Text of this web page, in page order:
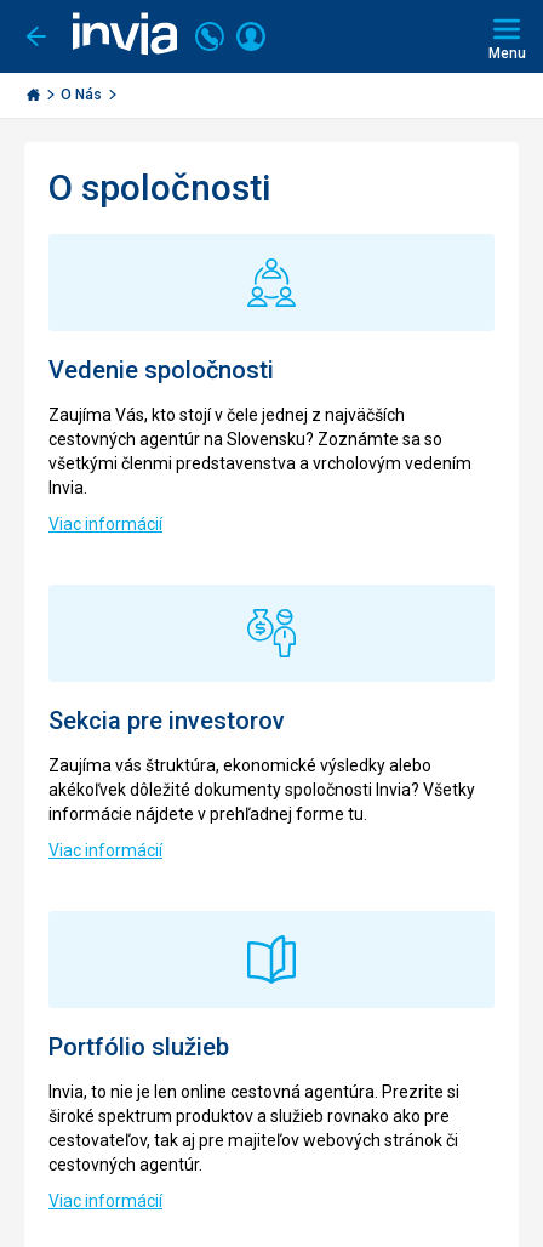
Ísť
späť
Invia.sk
Volajte
+421
2
Prihlásiť
Menu
O Nás
O spoločnosti
Vedenie spoločnosti
Zaujíma Vás, kto stojí v čele jednej z najväčších
cestovných agentúr na Slovensku? Zoznámte sa so
všetkými členmi predstavenstva a vrcholovým vedením
Invia.
Viac informácií
Sekcia pre investorov
Zaujíma vás štruktúra, ekonomické výsledky alebo
akékoľvek dôležité dokumenty spoločnosti Invia? Všetky
informácie nájdete v prehľadnej forme tu.
Viac informácií
Portfólio služieb
Invia, to nie je len online cestovná agentúra. Prezrite si
široké spektrum produktov a služieb rovnako ako pre
cestovateľov, tak aj pre majiteľov webových stránok či
cestovných agentúr.
Viac informácií